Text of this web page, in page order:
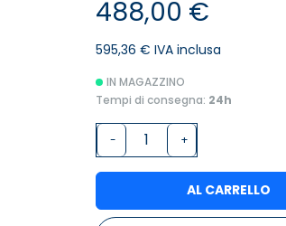
488,00 €
595,36 € IVA inclusa
IN MAGAZZINO
Tempi di consegna: 24h
- +
AL CARRELLO